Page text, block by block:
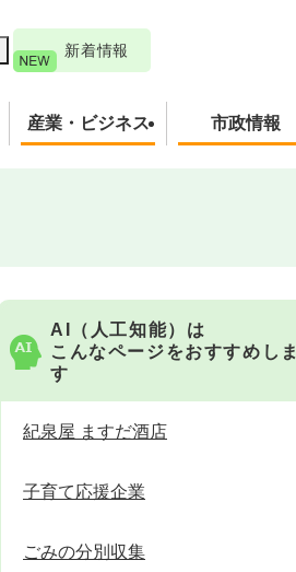
新着情報
産業・ビジネス 市政情報
AI（人工知能）は
こんなページをおすすめしま
す
紀泉屋 ますだ酒店
子育て応援企業
ごみの分別収集